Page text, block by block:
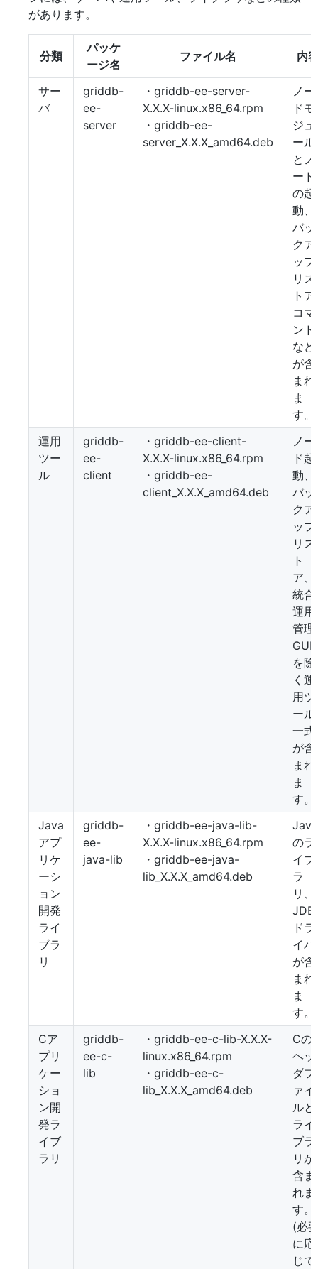
があります。
分類
パッケ
ージ名
ファイル名 内
サー
バ
griddb-
ee-
server
・griddb-ee-server-
X.X.X-linux.x86_64.rpm
・griddb-ee-
server_X.X.X_amd64.deb
ノー
ドモ
ジュ
ール
とノ
ード
の起
動、
バッ
クア
ップ
リス
トア
コマ
ンド
など
が含
まれ
ま
す。
運用
ツー
ル
griddb-
ee-
client
・griddb-ee-client-
X.X.X-linux.x86_64.rpm
・griddb-ee-
client_X.X.X_amd64.deb
ノー
ド起
動、
バッ
クア
ップ
リス
ト
ア、
統合
運用
管理
GUI
を除
く運
用ツ
ール
一式
が含
まれ
ま
す。
Java
アプ
リケ
ーシ
ョン
開発
ライ
ブラ
リ
griddb-
ee-
java-lib
・griddb-ee-java-lib-
X.X.X-linux.x86_64.rpm
・griddb-ee-java-
lib_X.X.X_amd64.deb
Java
のラ
イブ
ラ
リ、
ドラ
イバ
が含
まれ
ま
す。
Cア
プリ
ケー
ショ
ン開
発ラ
イブ
ラリ
griddb-
ee-c-
lib
・griddb-ee-c-lib-X.X.X-
linux.x86_64.rpm
・griddb-ee-c-
lib_X.X.X_amd64.deb
Cの
ヘッ
ダフ
ァイ
ルと
ライ
ブラ
リが
含ま
れま
す。
(必
に応
じて